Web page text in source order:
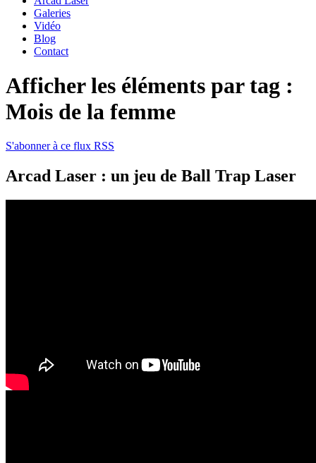
Galeries
Vidéo
Blog
Contact
Afficher les éléments par tag :
Mois de la femme
S'abonner à ce flux RSS
Arcad Laser : un jeu de Ball Trap Laser